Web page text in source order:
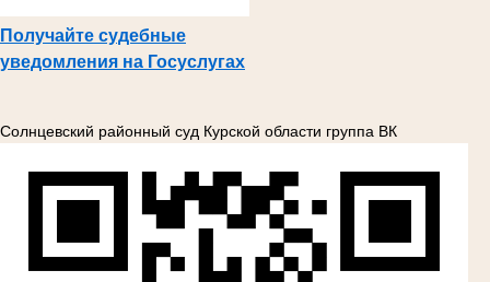
Получайте судебные
уведомления на Госуслугах
Солнцевский районный суд Курской области группа ВК